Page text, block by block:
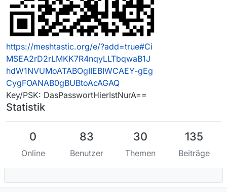
https://meshtastic.org/e/?add=true#Ci
MSEA2rD2rLMKK7R4nqyLLTbqwaB1J
hdW1NVUMoATABOgIIEBIWCAEY-gEg
CygFOANAB0gBUBtoAcAGAQ
Key/PSK: DasPasswortHierIstNurA==
Statistik
0
Online
83
Benutzer
30
Themen
135
Beiträge